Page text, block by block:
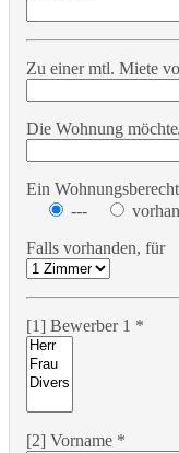
Zu einer mtl. Miete
Die Wohnung
Ein
---
Falls vorhanden, für
[1] Bewerber 1 *
[2] Vorname *